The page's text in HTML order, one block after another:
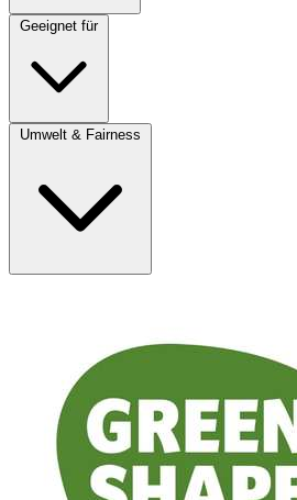
Geeignet für
Umwelt & Fairness